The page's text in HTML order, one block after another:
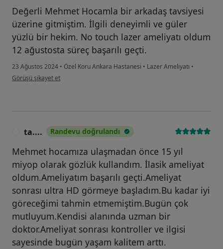
Değerli Mehmet Hocamla bir arkadaş tavsiyesi
üzerine gitmiştim. İlgili deneyimli ve güler
yüzlü bir hekim. No touch lazer ameliyatı oldum
12 ağustosta süreç başarılı geçti.
23 Ağustos 2024 • Özel Koru Ankara Hastanesi • Lazer Ameliyatı •
kullanıcının görüşüne göre ba...t
Görüşü şikayet et
ta.... Randevu doğrulandı
Mehmet hocamıza ulaşmadan önce 15 yıl
miyop olarak gözlük kullandım. İlasik ameliyat
oldum.Ameliyatım başarılı geçti.Ameliyat
sonrası ultra HD görmeye başladım.Bu kadar iyi
göreceğimi tahmin etmemiştim.Bugün çok
mutluyum.Kendisi alanında uzman bir
doktor.Ameliyat sonrası kontroller ve ilgisi
sayesinde bugün yaşam kalitem arttı.